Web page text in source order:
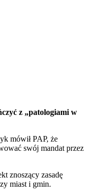
z „patologiami w
mówił PAP, że
swój mandat przez
znoszący zasadę
miast i gmin.